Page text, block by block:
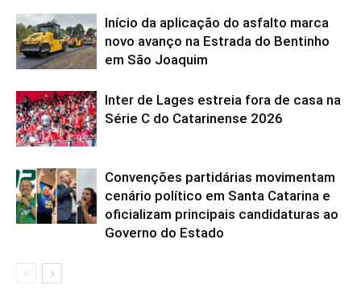
Início da aplicação do asfalto marca
novo avanço na Estrada do Bentinho
em São Joaquim
Inter de Lages estreia fora de casa na
Série C do Catarinense 2026
Convenções partidárias movimentam
cenário político em Santa Catarina e
oficializam principais candidaturas ao
Governo do Estado